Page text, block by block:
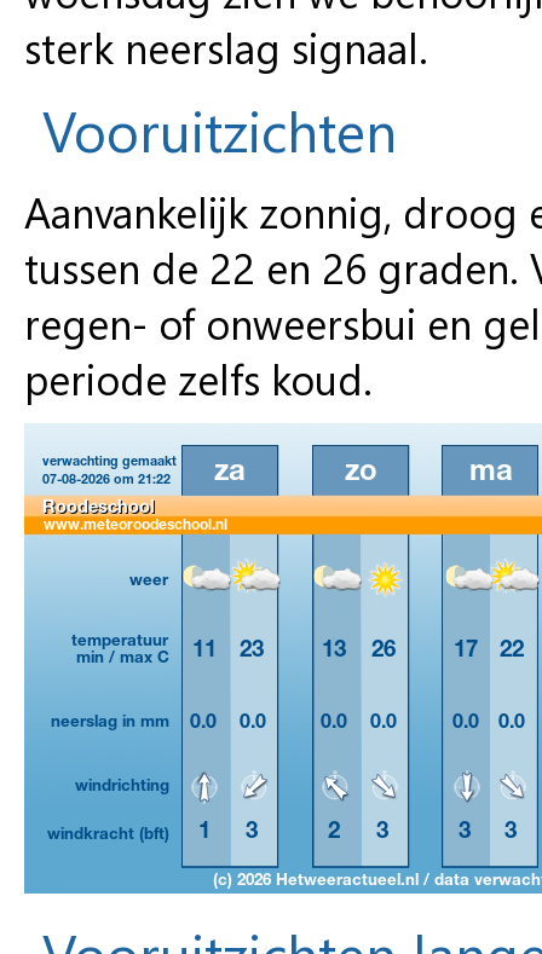
sterk neerslag signaal.
Vooruitzichten
Aanvankelijk zonnig,
tussen de 22 en 26
regen- of onweersbui en
periode zelfs koud.